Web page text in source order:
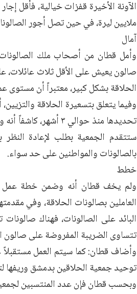
ملايين ليرة، في حين تصل أجور
آمال
وأمل قطان من أصحاب ملك الصالونات
صالون يعيش على الأقل ثلاث عائلات،
الحلاقة بشكل كبير، معتبراً أن مستوى
وفيما يتعلق بتسعيرة الحلاقة
تحديدها منذ حوالي
ستتقدم الجمعية بطلب لإعادة النظر
بالصالونات والمواطنين على حد سواء.
خطط
ولم يخف قطان أنه وضمن خطة عمل
العاملين بصالونات الحلاقة، وفي
تتساوى الضريبة المفروضة على صالون
وأضاف قطان: كما سيتم العمل مستقبلاً
توحيد جمعية الحلاقين بدمشق
وبحسب قطان فإن عدد المنتسبين لجمعية